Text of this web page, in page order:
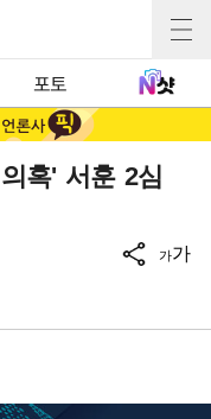
포토
혹' 서훈 2심
가가